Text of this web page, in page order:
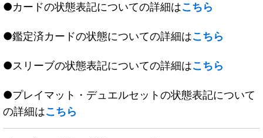
●カードの状態表記についての詳細はこちら
●鑑定済カードの状態についての詳細はこちら
●スリーブの状態表記についての詳細はこちら
●プレイマット・デュエルセットの状態表記について
の詳細はこちら